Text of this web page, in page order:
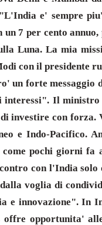
e' sempre
7 per cento
Luna. La mia
con il presidente
un forte
interessi". Il
investire con forza.
e Indo-Pacifico.
pochi giorni
con l'India solo
voglia di
e innovazione".
opportunita'